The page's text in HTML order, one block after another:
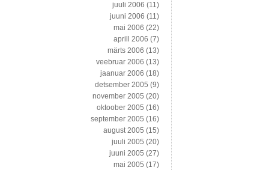
juuli 2006 (11)
juuni 2006 (11)
mai 2006 (22)
aprill 2006 (7)
märts 2006 (13)
veebruar 2006 (13)
jaanuar 2006 (18)
detsember 2005 (9)
november 2005 (20)
oktoober 2005 (16)
september 2005 (16)
august 2005 (15)
juuli 2005 (20)
juuni 2005 (27)
mai 2005 (17)